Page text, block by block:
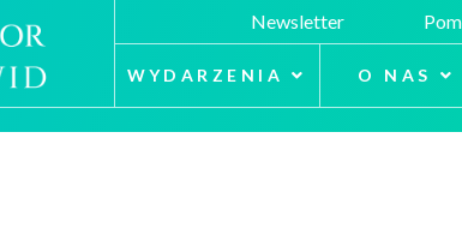
Newsletter
WYDARZENIA O NAS